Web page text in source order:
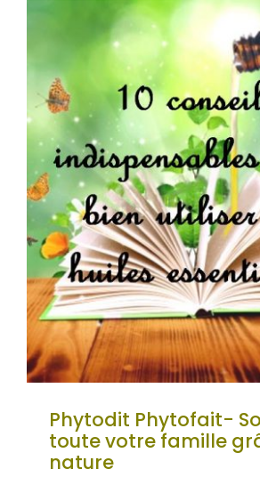
WooCommerce Mon Compte
Phytodit Phytofait-
toute votre famille
nature